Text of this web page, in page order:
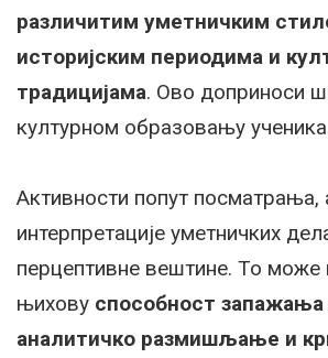
различитим уметничким
историјским периодима и
традицијама. Ово доприноси
културном образовању
Активности попут посматрања,
интерпретације уметничких
перцептивне вештине. То
њихову способност
аналитичко размишљање и